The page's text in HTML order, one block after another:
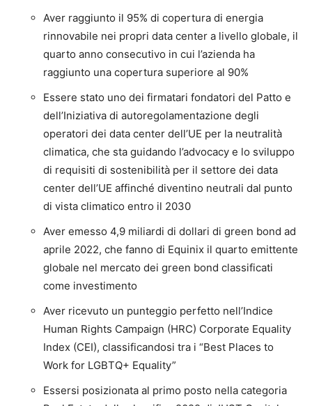
Aver raggiunto il 95% di copertura di energia
rinnovabile nei propri data center a livello globale, il
quarto anno consecutivo in cui l’azienda ha
raggiunto una copertura superiore al 90%
Essere stato uno dei firmatari fondatori del Patto e
dell’Iniziativa di autoregolamentazione degli
operatori dei data center dell’UE per la neutralità
climatica, che sta guidando l’advocacy e lo sviluppo
di requisiti di sostenibilità per il settore dei data
center dell’UE affinché diventino neutrali dal punto
di vista climatico entro il 2030
Aver emesso 4,9 miliardi di dollari di green bond ad
aprile 2022, che fanno di Equinix il quarto emittente
globale nel mercato dei green bond classificati
come investimento
Aver ricevuto un punteggio perfetto nell’Indice
Human Rights Campaign (HRC) Corporate Equality
Index (CEI), classificandosi tra i “Best Places to
Work for LGBTQ+ Equality”
Essersi posizionata al primo posto nella categoria